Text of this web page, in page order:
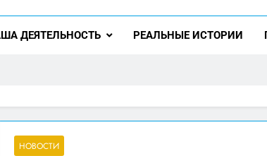
ДЕЯТЕЛЬНОСТЬ РЕАЛЬНЫЕ ИСТОРИИ
НОВОСТИ